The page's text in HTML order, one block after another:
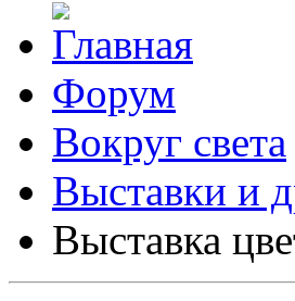
Форум
Вокруг света
Выставки и
Выставка